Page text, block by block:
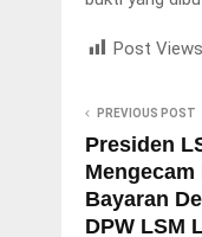
Post
PREVIOUS POST
Presiden
Bayaran
DPW LSM